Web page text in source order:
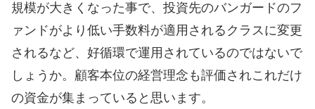
規模が大きくなった事で、投資先のバンガードのフ
ァンドがより低い手数料が適用されるクラスに変更
されるなど、好循環で運用されているのではないで
しょうか。顧客本位の経営理念も評価されこれだけ
の資金が集まっていると思います。